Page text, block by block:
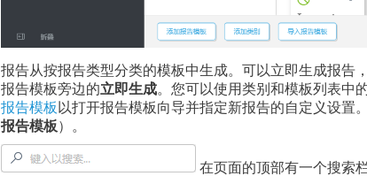
报告从按报告类型分类的模板中生成。可以立即生成报告
报告模板旁边的立即生成。您可以使用类别和模板列表中
报告模板以打开报告模板向导并指定新报告的自定义设置
报告模板）。
在页面的顶部有一个搜索